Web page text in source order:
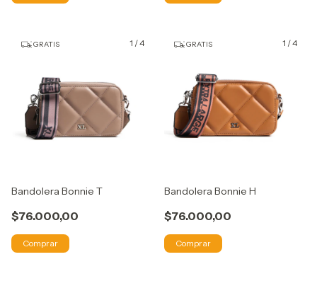
1 /4
GRATIS
Bandolera Bonnie T
$76.000,00
Comprar
1 /4
GRATIS
Bandolera Bonnie H
$76.000,00
Comprar